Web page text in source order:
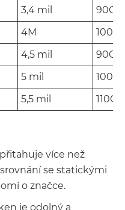
3,4 mil
90CM
4M
4,5 mil
90CM
5 mil
5,5 mil
více než
se statickými
o značce.
je odolný a